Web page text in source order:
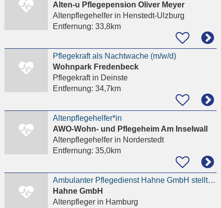
Alten-u Pflegepension Oliver Meyer
Altenpflegehelferin Henstedt-Ulzburg
Entfernung: 33,8km
Pflegekraft als Nachtwache (m/w/d)
Wohnpark Fredenbeck
Pflegekraftin Deinste
Entfernung: 34,7km
Altenpflegehelfer*in
AWO-Wohn- und Pflegeheim Am Inselwall
Altenpflegehelferin Norderstedt
Entfernung: 35,0km
Ambulanter Pflegedienst Hahne GmbH stellt ab sofort ein das Alter spielt keine Rolle
Hahne GmbH
Altenpflegerin Hamburg